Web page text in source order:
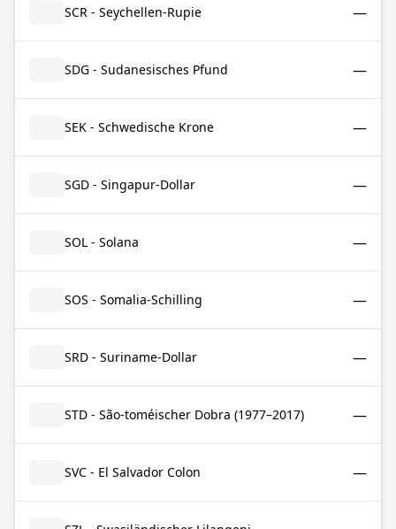
SCR - Seychellen-Rupie —
SDG - Sudanesisches Pfund —
SEK - Schwedische Krone —
SGD - Singapur-Dollar —
SOL - Solana —
SOS - Somalia-Schilling —
SRD - Suriname-Dollar —
STD - São-toméischer Dobra (1977–2017) —
SVC - El Salvador Colon —